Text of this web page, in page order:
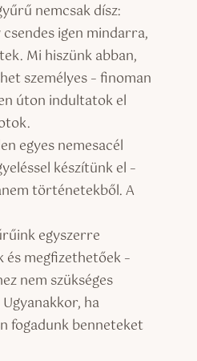
nemcsak dísz:
igen mindarra,
Mi hiszünk abban,
személyes – finoman
úton indultatok el
egyes nemesacél
készítünk el –
történetekből. A
egyszerre
megfizethetőek –
nem szükséges
ha
fogadunk benneteket